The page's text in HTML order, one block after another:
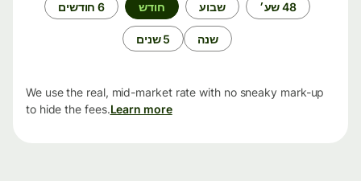
48 שע׳ שבוע חודש 6 חודשים
שנה 5 שנים
We use the real, mid-market rate with no sneaky mark-up
to hide the fees.Learn more